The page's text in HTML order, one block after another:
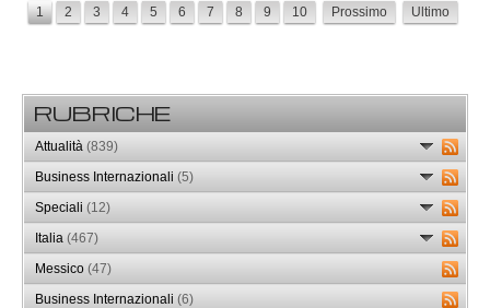
1 2 3 4 5 6 7 8 9 10 Prossimo Ultimo
RUBRICHE
Attualità (839)
Business Internazionali (5)
Speciali (12)
Italia (467)
Messico (47)
Business Internazionali (6)